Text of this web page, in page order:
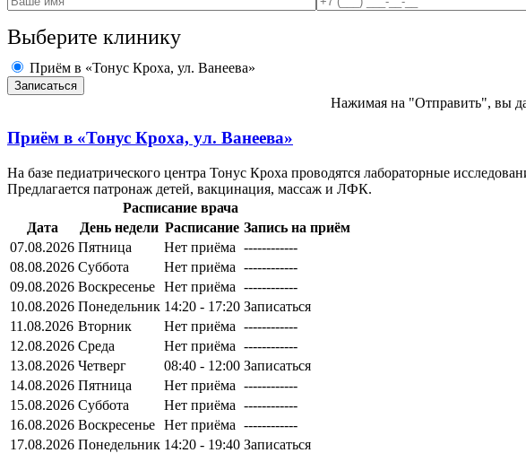
Выберите клинику
Приём в «Тонус Кроха, ул. Ванеева»
Нажимая на "Отправить", вы
Приём в «Тонус Кроха, ул. Ванеева»
На базе педиатрического центра Тонус Кроха проводятся лабораторные
Предлагается патронаж детей, вакцинация, массаж и ЛФК.
Расписание врача
Дата
День недели Расписание Запись на приём
07.08.2026 Пятница Нет приёма ------------
08.08.2026 Суббота Нет приёма ------------
09.08.2026 Воскресенье Нет приёма ------------
10.08.2026 Понедельник 14:20 - 17:20 Записаться
11.08.2026 Вторник Нет приёма ------------
12.08.2026 Среда Нет приёма ------------
13.08.2026 Четверг 08:40 - 12:00 Записаться
14.08.2026 Пятница Нет приёма ------------
15.08.2026 Суббота Нет приёма ------------
16.08.2026 Воскресенье Нет приёма ------------
17.08.2026 Понедельник 14:20 - 19:40 Записаться